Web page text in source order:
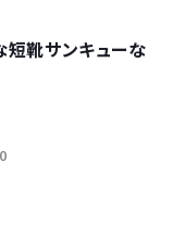
短靴サンキューな